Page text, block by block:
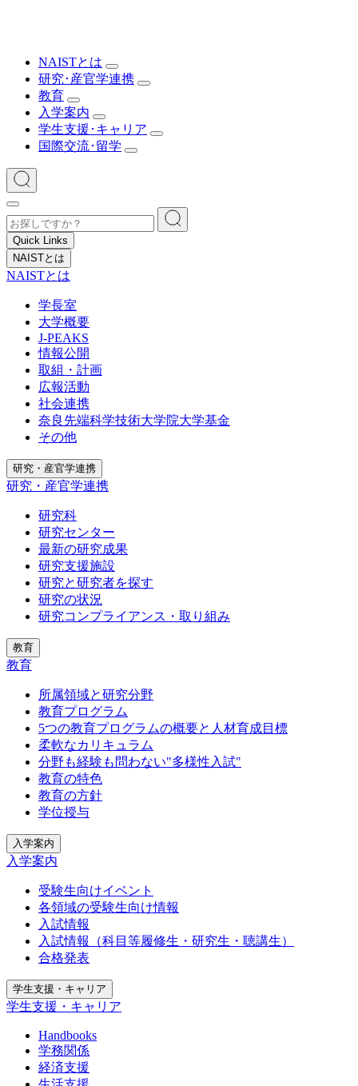
NAISTとは
研究･産官学連携
教育
入学案内
学生支援･キャリア
国際交流･留学
Quick Links
NAISTとは
NAISTとは
学長室
大学概要
J-PEAKS
情報公開
取組・計画
広報活動
社会連携
奈良先端科学技術大学院大学基金
その他
研究・産官学連携
研究・産官学連携
研究科
研究センター
最新の研究成果
研究支援施設
研究と研究者を探す
研究の状況
研究コンプライアンス・取り組み
教育
教育
所属領域と研究分野
教育プログラム
5つの教育プログラムの概要と人材育成目標
柔軟なカリキュラム
分野も経験も問わない"多様性入試"
教育の特色
教育の方針
学位授与
入学案内
入学案内
受験生向けイベント
各領域の受験生向け情報
入試情報
入試情報（科目等履修生・研究生・聴講生）
合格発表
学生支援・キャリア
学生支援・キャリア
Handbooks
学務関係
経済支援